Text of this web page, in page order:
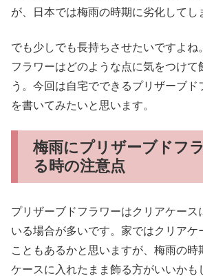
が、日本では梅雨の時期に劣化してし
でも少しでも長持ちさせたいですよね
フラワーはどのような点に気をつけて
う。今回は自宅でできるプリザーブ
を書いてみたいと思います。
梅雨にプリザーブドフ
る時の注意点
プリザーブドフラワーはクリアケース
いる場合が多いです。家ではクリアケ
こともあるかと思いますが、梅雨の時
ケースに入れたまま飾る方がいいかも